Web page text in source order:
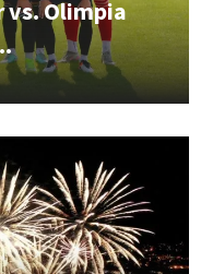
vs. Olimpia